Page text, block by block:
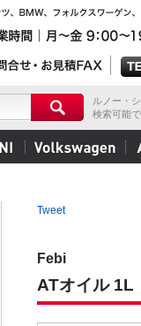
ルノー・
検索可能
Tweet
Febi
ATオイル 1L